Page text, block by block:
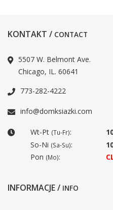
KONTAKT / CONTACT
5507 W. Belmont Ave.
Chicago, IL. 60641
773-282-4222
info@domksiazki.com
Wt-Pt (Tu-Fr):
So-Ni (Sa-Su):
Pon (Mo):
INFORMACJE / INFO